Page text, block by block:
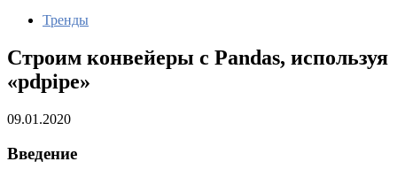
Тренды
Строим конвейеры с Pandas, используя
«pdpipe»
09.01.2020
Введение